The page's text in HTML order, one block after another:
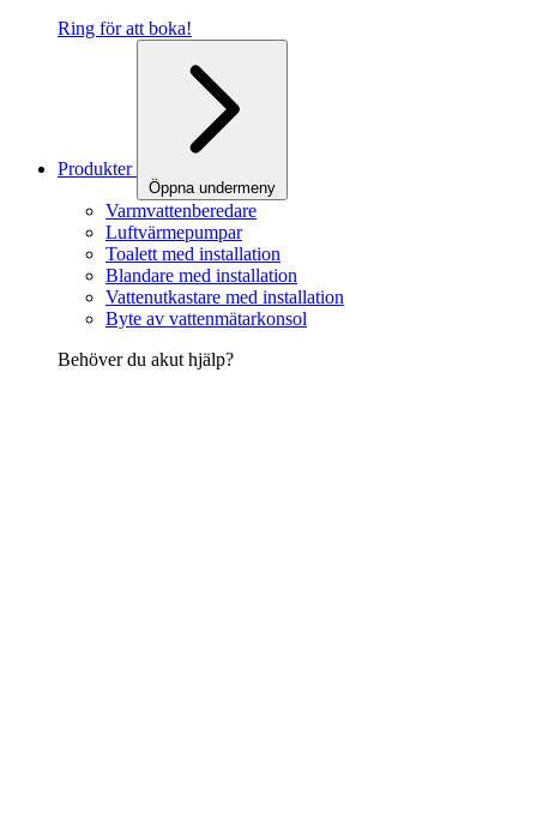
Ring för att boka!
Produkter
Öppna undermeny
Varmvattenberedare
Luftvärmepumpar
Toalett med installation
Blandare med installation
Vattenutkastare med installation
Byte av vattenmätarkonsol
Behöver du akut hjälp?